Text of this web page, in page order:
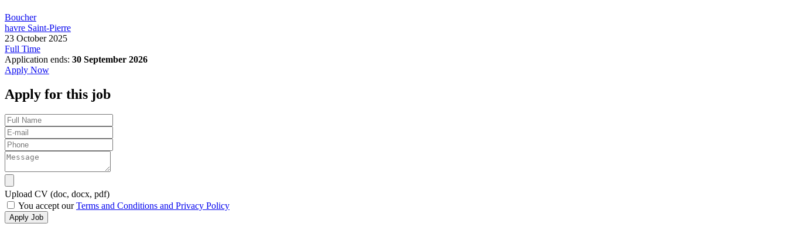
Boucher
havre Saint-Pierre
23 October 2025
Full Time
Application ends: 30 September 2026
Apply Now
Apply for this job
Upload CV (doc, docx, pdf)
You accept ourTerms and Conditions and Privacy Policy
Apply Job